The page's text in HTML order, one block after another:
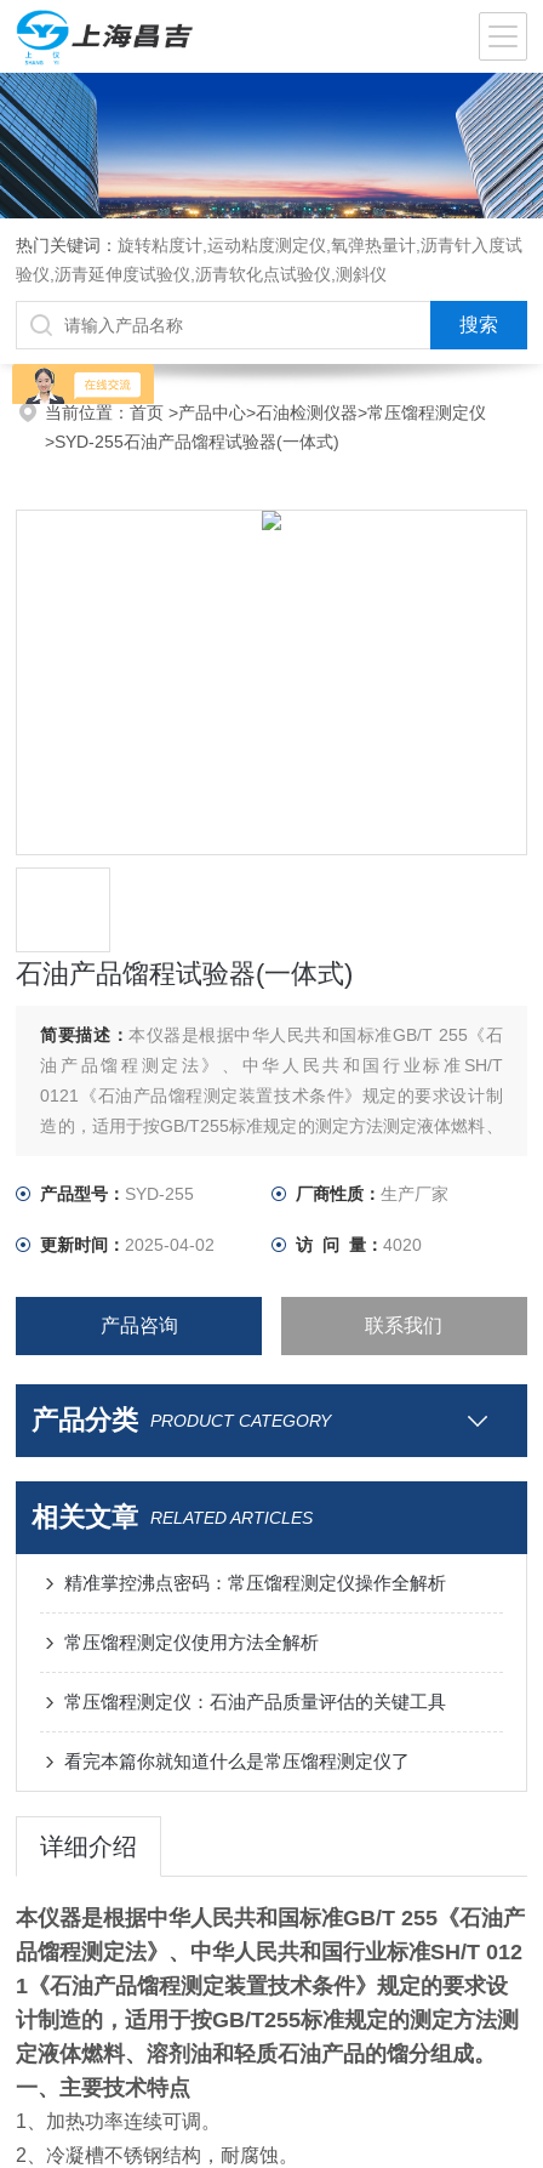
热门关键词：旋转粘度计,运动粘度测定仪,氧弹热量计,沥青针入度试
验仪,沥青延伸度试验仪,沥青软化点试验仪,测斜仪
当前位置：首页>产品中心>石油检测仪器>常压馏程测定仪
>SYD-255石油产品馏程试验器(一体式)
石油产品馏程试验器(一体式)
简要描述：本仪器是根据中华人民共和国标准GB/T 255《石
油产品馏程测定法》、中华人民共和国行业标准SH/T
0121《石油产品馏程测定装置技术条件》规定的要求设计制
造的，适用于按GB/T255标准规定的测定方法测定液体燃料、
产品型号： SYD-255 厂商性质： 生产厂家
更新时间： 2025-04-02 访 问 量： 4020
产品咨询 联系我们
产品分类 PRODUCT CATEGORY
相关文章 RELATED ARTICLES
精准掌控沸点密码：常压馏程测定仪操作全解析
常压馏程测定仪使用方法全解析
常压馏程测定仪：石油产品质量评估的关键工具
看完本篇你就知道什么是常压馏程测定仪了
详细介绍
本仪器是根据中华人民共和国标准GB/T 255《石油产
品馏程测定法》、中华人民共和国行业标准SH/T 012
1《石油产品馏程测定装置技术条件》规定的要求设
计制造的，适用于按GB/T255标准规定的测定方法测
定液体燃料、溶剂油和轻质石油产品的馏分组成。
一、主要技术特点
1、加热功率连续可调。
2、冷凝槽不锈钢结构，耐腐蚀。